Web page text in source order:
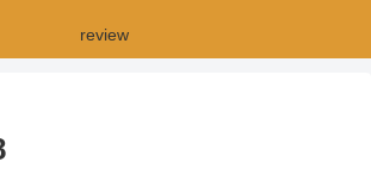
review